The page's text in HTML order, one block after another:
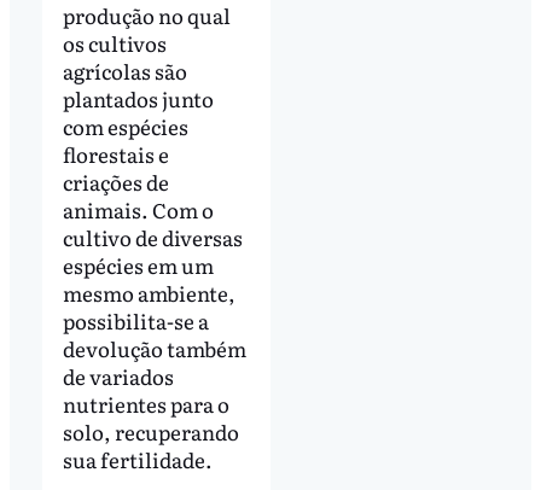
produção no qual
os cultivos
agrícolas são
plantados junto
com espécies
florestais e
criações de
animais. Com o
cultivo de diversas
espécies em um
mesmo ambiente,
possibilita-se a
devolução também
de variados
nutrientes para o
solo, recuperando
sua fertilidade.